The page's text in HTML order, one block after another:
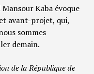
Kaba évoque
avant-projet, qui,
sommes
demain.
de la République de